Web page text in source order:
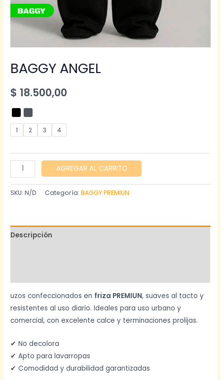
BAGGY ANGEL
$ 18.500,00
1 2 3 4
BAGGY
ANGEL
cantidad
AGREGAR AL CARRITO
SKU:N/D Categoría:BAGGY PREMIUN
Descripción
uzos confeccionados en friza PREMIUN, suaves al tacto y
resistentes al uso diario. Ideales para uso urbano y
comercial, con excelente calce y terminaciones prolijas.
✔ No decolora
✔ Apto para lavarropas
✔ Comodidad y durabilidad garantizadas